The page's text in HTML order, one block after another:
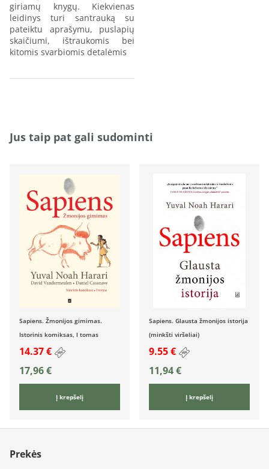
giriamų knygų. Kiekvienas
leidinys turi santrauką su
pateiktu aprašymu, puslapių
skaičiumi, ištraukomis bei
kitomis svarbiomis detalėmis
Jus taip pat gali sudominti
Sapiens. Žmonijos gimimas.
Istorinis komiksas, l tomas
14.37 €
17,96€
Į krepšelį
Sapiens. Glausta žmonijos istorija
(minkšti viršeliai)
9.55 €
11,94€
Į krepšelį
Prekės